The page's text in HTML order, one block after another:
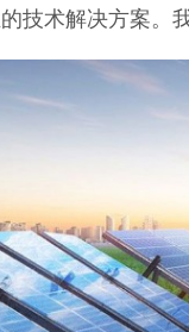
技术解决方案。